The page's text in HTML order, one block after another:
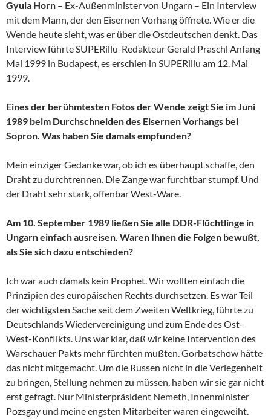
Gyula Horn – Ex-Außenminister von Ungarn – Ein Interview
mit dem Mann, der den Eisernen Vorhang öffnete. Wie er die
Wende heute sieht, was er über die Ostdeutschen denkt. Das
Interview führte SUPERillu-Redakteur Gerald Praschl Anfang
Mai 1999 in Budapest, es erschien in SUPERillu am 12. Mai
1999.
Eines der berühmtesten Fotos der Wende zeigt Sie im Juni
1989 beim Durchschneiden des Eisernen Vorhangs bei
Sopron. Was haben Sie damals empfunden?
Mein einziger Gedanke war, ob ich es überhaupt schaffe, den
Draht zu durchtrennen. Die Zange war furchtbar stumpf. Und
der Draht sehr stark, offenbar West-Ware.
Am 10. September 1989 ließen Sie alle DDR-Flüchtlinge in
Ungarn einfach ausreisen. Waren Ihnen die Folgen bewußt,
als Sie sich dazu entschieden?
Ich war auch damals kein Prophet. Wir wollten einfach die
Prinzipien des europäischen Rechts durchsetzen. Es war Teil
der wichtigsten Sache seit dem Zweiten Weltkrieg, führte zu
Deutschlands Wiedervereinigung und zum Ende des Ost-
West-Konflikts. Uns war klar, daß wir keine Intervention des
Warschauer Pakts mehr fürchten mußten. Gorbatschow hätte
das nicht mitgemacht. Um die Russen nicht in die Verlegenheit
zu bringen, Stellung nehmen zu müssen, haben wir sie gar nicht
erst gefragt. Nur Ministerpräsident Nemeth, Innenminister
Pozsgay und meine engsten Mitarbeiter waren eingeweiht.